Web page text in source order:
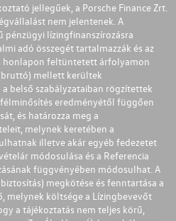
jellegűek, a Porsche Finance Zrt.
nem jelentenek. A
lízingfinanszírozásra
adó összegét tartalmazzák és az
honlapon feltüntetett árfolyamon
mellett kerültek
belső szabályzataiban rögzítettek
eredményétől függően
és határozza meg a
melynek keretében a
illetve akár egyéb fedezetet
módosulása és a Referencia
függvényében módosulhat. A
megkötése és fenntartása a
melynek költsége a Lízingbevevőt
a tájékoztatás nem teljes körű,